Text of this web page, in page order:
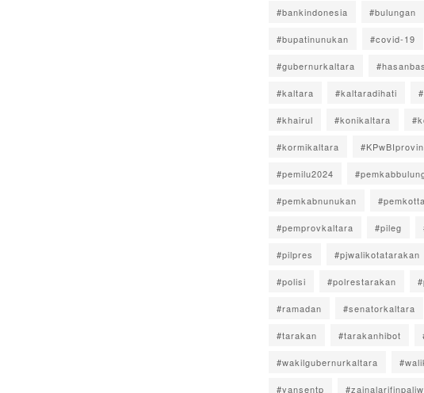
#bankindonesia #bulungan
#bupatinunukan #covid-19
#gubernurkaltara
#kaltara #kaltaradihati
#khairul #konikaltara
#kormikaltara
#pemilu2024
#pemkabnunukan
#pemprovkaltara #pileg
#pilpres #pjwalikotatarakan
#polisi #polrestarakan
#ramadan #senatorkaltara
#tarakan #tarakanhibot
#wakilgubernurkaltara
#yansentp